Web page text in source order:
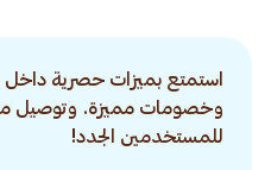
استمتع بميزات حصرية
وخصومات مميزة. وتوصيل
للمستخدمين الجدد!